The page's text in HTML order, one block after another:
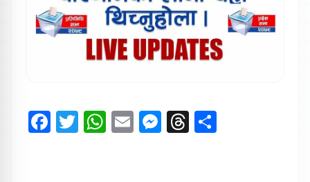
Facebook
Twitter
WhatsApp
EmailMessenger
Threads